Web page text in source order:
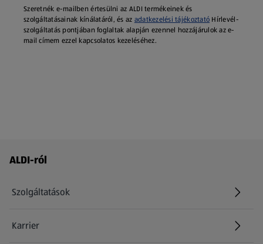
Szeretnék e-mailben értesülni az ALDI termékeinek és
szolgáltatásainak kínálatáról, és az adatkezelési tájékoztató Hírlevél-
szolgáltatás pontjában foglaltak alapján ezennel hozzájárulok az e-
mail címem ezzel kapcsolatos kezeléséhez.
Láblécmenü - további linkek
ALDI-ról
Szolgáltatások
Karrier
(új oldalon nyílik meg)